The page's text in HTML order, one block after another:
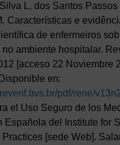
L, dos Santos Passos
Características e
de enfermeiros
ambiente hospitalar.
[acceso 22 Noviembre
en:
pdf/rene/
el Uso Seguro de los
Española del Institute for
Practices [sede Web].